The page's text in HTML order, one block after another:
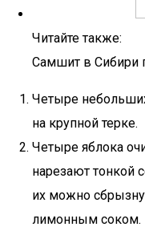
Читайте также:
Самшит в Сибири
Четыре
на крупной терке.
Четыре яблока
нарезают тонкой
их можно
лимонным соком.